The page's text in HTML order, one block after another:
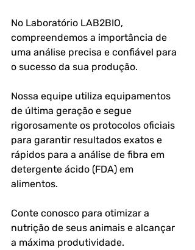
No Laboratório LAB2BIO,
compreendemos a importância de
uma análise precisa e confiável para
o sucesso da sua produção.
Nossa equipe utiliza equipamentos
de última geração e segue
rigorosamente os protocolos oficiais
para garantir resultados exatos e
rápidos para a análise de fibra em
detergente ácido (FDA) em
alimentos.
Conte conosco para otimizar a
nutrição de seus animais e alcançar
a máxima produtividade.